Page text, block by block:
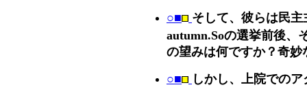
○■ そして、彼らは民
autumn.Soの選挙前後、
の望みは何ですか？奇妙
○■ しかし、上院での